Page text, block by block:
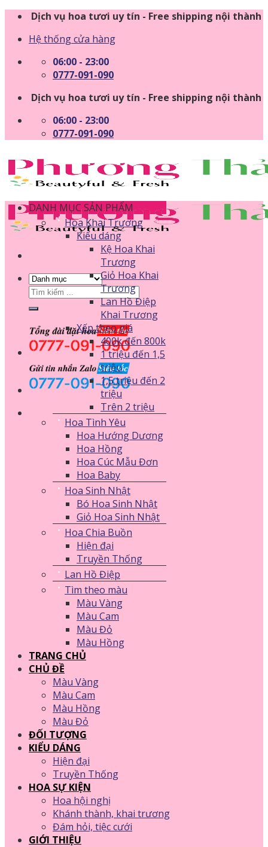
Skip
content
Dịch vụ hoa tươi uy tín - Free shipping nội thành
Hệ thống cửa hàng
06:00 - 23:00
0777-091-090
Dịch vụ hoa tươi uy tín - Free shipping nội thành
06:00 - 23:00
0777-091-090
Tìm
kiếm:
DANH MỤC SẢN PHẨM
Hoa Khai Trương
Kiểu dáng
Kệ Hoa Khai
Trương
Giỏ Hoa Khai
Trương
Lan Hồ Điệp
Khai Trương
Xếp theo giá
400k đến 800k
1 triệu đến 1,5
triệu
1,5 triệu đến 2
triệu
Trên 2 triệu
Hoa Tình Yêu
Hoa Hướng Dương
Hoa Hồng
Hoa Cúc Mẫu Đơn
Hoa Baby
Hoa Sinh Nhật
Bó Hoa Sinh Nhật
Giỏ Hoa Sinh Nhật
Hoa Chia Buồn
Hiện đại
Truyền Thống
Lan Hồ Điệp
Tìm theo màu
Màu Vàng
Màu Cam
Màu Đỏ
Màu Hồng
TRANG CHỦ
CHỦ ĐỀ
Màu Vàng
Màu Cam
Màu Hồng
Màu Đỏ
ĐỐI TƯỢNG
KIỂU DÁNG
Hiện đại
Truyền Thống
HOA SỰ KIỆN
Hoa hội nghị
Khánh thành, khai trương
Đám hỏi, tiệc cưới
GIỚI THIỆU